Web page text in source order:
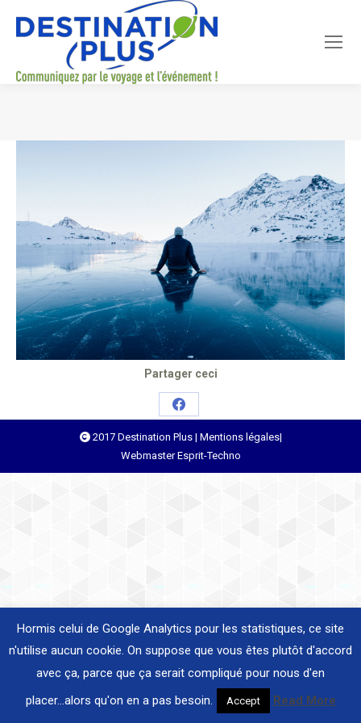
Partager ceci
Share
on
Facebook
2017 Destination Plus | Mentions légales|
WebmasterEsprit-Techno
Hormis celui de Google Analytics pour les statistiques, ce site
n'utilise aucun cookie. On suppose que vous êtes plutôt d'accord
avec ça, parce que ça serait compliqué pour nous d'en
placer...alors qu'on en a pas besoin.
Accept Read More